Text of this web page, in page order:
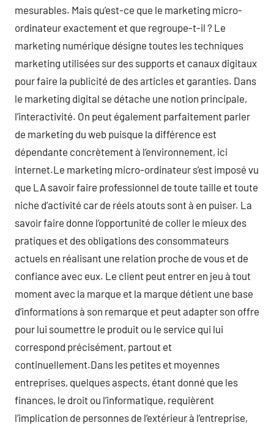
mesurables. Mais qu’est-ce que le marketing micro-
ordinateur exactement et que regroupe-t-il ? Le
marketing numérique désigne toutes les techniques
marketing utilisées sur des supports et canaux digitaux
pour faire la publicité de des articles et garanties. Dans
le marketing digital se détache une notion principale,
l’interactivité. On peut également parfaitement parler
de marketing du web puisque la différence est
dépendante concrètement à l’environnement, ici
internet.Le marketing micro-ordinateur s’est imposé vu
que LA savoir faire professionnel de toute taille et toute
niche d’activité car de réels atouts sont à en puiser. La
savoir faire donne l’opportunité de coller le mieux des
pratiques et des obligations des consommateurs
actuels en réalisant une relation proche de vous et de
confiance avec eux. Le client peut entrer en jeu à tout
moment avec la marque et la marque détient une base
d’informations à son remarque et peut adapter son offre
pour lui soumettre le produit ou le service qui lui
correspond précisément, partout et
continuellement.Dans les petites et moyennes
entreprises, quelques aspects, étant donné que les
finances, le droit ou l’informatique, requièrent
l’implication de personnes de l’extérieur à l’entreprise,